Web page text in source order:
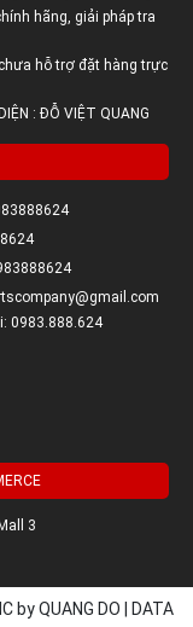
hãng, giải pháp tra
hỗ trợ đặt hàng trực
: ĐỖ VIỆT QUANG
0983.888.624
3
by QUANG DO | DATA